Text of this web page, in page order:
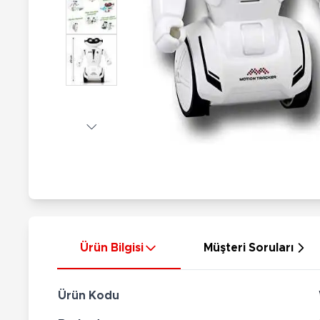
Hayvan Figürler
Çeşitli Figürler
Koleksiyon Figürler
Elektronik Ürünler
Nerf
Silahlar
Silah Setleri
Kılıç Setleri
Ok Setleri
Ürün Bilgisi Müşteri Soruları
Ürün Kodu